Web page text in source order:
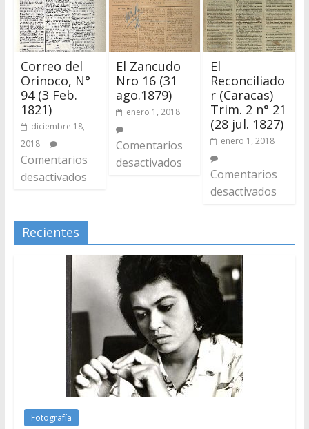
Correo del
Orinoco, N°
94 (3 Feb.
1821)
diciembre 18,
2018
Comentarios
desactivados
El Zancudo
Nro 16 (31
ago.1879)
enero 1, 2018
Comentarios
desactivados
El
Reconciliado
r (Caracas)
Trim. 2 n° 21
(28 jul. 1827)
enero 1, 2018
Comentarios
desactivados
Recientes
Fotografía